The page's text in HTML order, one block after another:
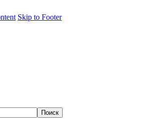
Skip to Footer